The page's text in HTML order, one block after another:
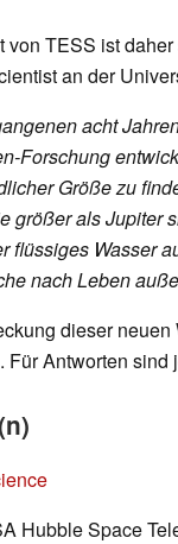
von TESS ist
an der
acht
Forschung
Größe zu
größer als Jupiter
flüssiges Wasser
nach Leben
dieser
Für Antworten
Hubble Space